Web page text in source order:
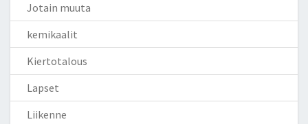
Jotain muuta
kemikaalit
Kiertotalous
Lapset
Liikenne